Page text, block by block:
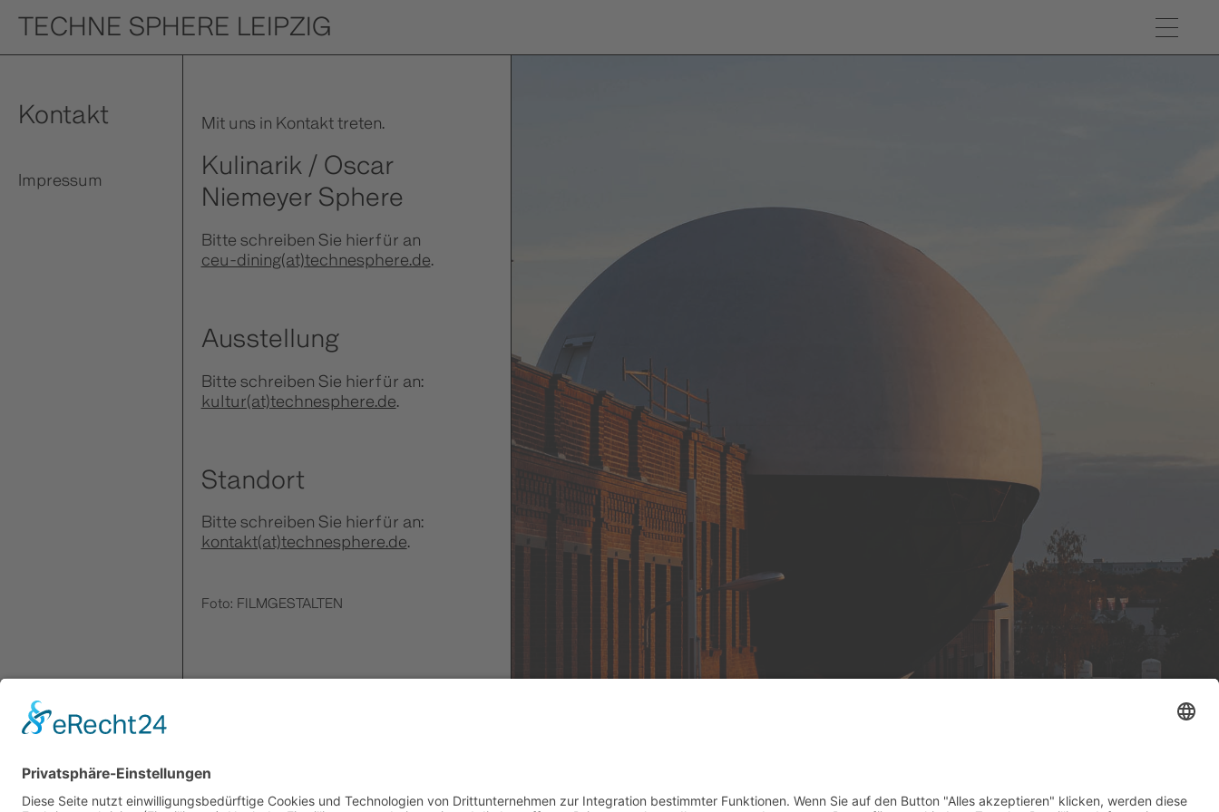
TECHNE SPHERE LEIPZIG
Kontakt
Impressum
Mit uns in Kontakt treten.
Kulinarik / Oscar
Niemeyer Sphere
Bitte schreiben Sie hierfür an
ceu-dining(at)technesphere.de.
Ausstellung
Bitte schreiben Sie hierfür an:
kultur(at)technesphere.de.
Standort
Bitte schreiben Sie hierfür an:
kontakt(at)technesphere.de.
Foto: FILMGESTALTEN